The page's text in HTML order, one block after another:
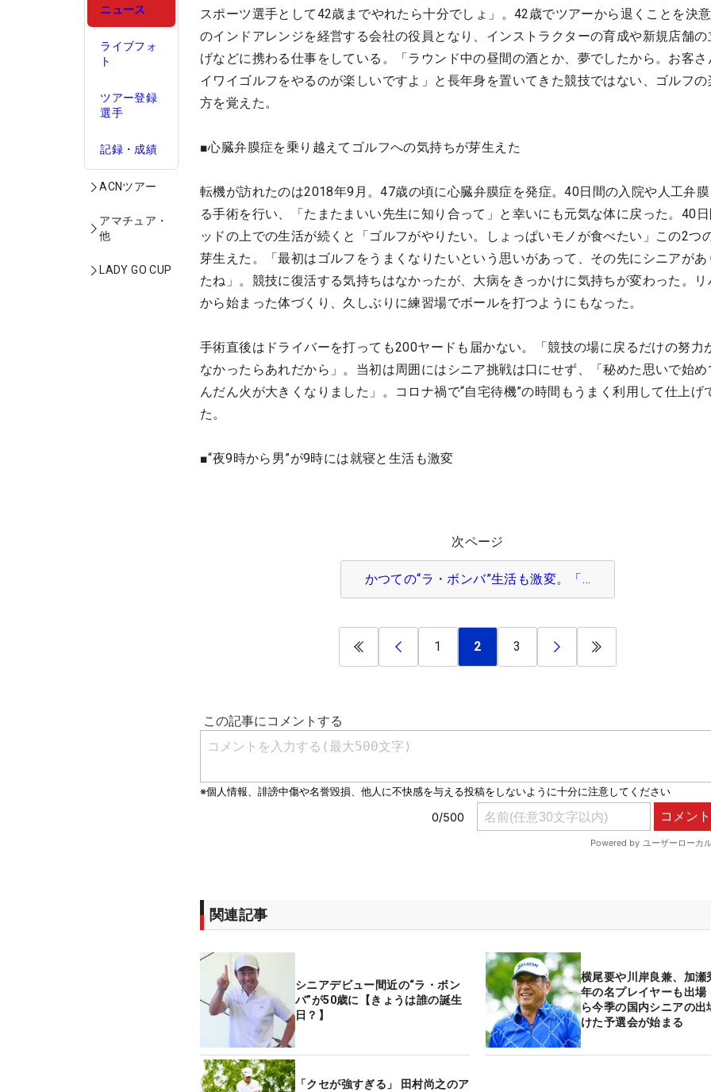
ニュース
ライブフォ
ト
ツアー登録
選手
記録・成績
ACNツアー
アマチュア・
他
LADY GO CUP
スポーツ選手として42歳までやれたら十分でしょ」。42歳でツアーから退くことを決
のインドアレンジを経営する会社の役員となり、インストラクターの育成や新規店舗の
げなどに携わる仕事をしている。「ラウンド中の昼間の酒とか、夢でしたから。お客さ
イワイゴルフをやるのが楽しいですよ」と長年身を置いてきた競技ではない、ゴルフの
方を覚えた。
■心臓弁膜症を乗り越えてゴルフへの気持ちが芽生えた
転機が訪れたのは2018年9月。47歳の頃に心臓弁膜症を発症。40日間の入院や人工弁
る手術を行い、「たまたまいい先生に知り合って」と幸いにも元気な体に戻った。40
ッドの上での生活が続くと「ゴルフがやりたい。しょっぱいモノが食べたい」この2つ
芽生えた。「最初はゴルフをうまくなりたいという思いがあって、その先にシニアがあ
たね」。競技に復活する気持ちはなかったが、大病をきっかけに気持ちが変わった。リ
から始まった体づくり、久しぶりに練習場でボールを打つようにもなった。
手術直後はドライバーを打っても200ヤードも届かない。「競技の場に戻るだけの努力
なかったらあれだから」。当初は周囲にはシニア挑戦は口にせず、「秘めた思いで始め
んだん火が大きくなりました」。コロナ禍で“自宅待機”の時間もうまく利用して仕上げ
た。
■“夜9時から男”が9時には就寝と生活も激変
次ページ
かつての“ラ・ボンバ”生活も激変。「…
1 2 3
関連記事
シニアデビュー間近の“ラ・ボン
バ”が50歳に【きょうは誰の誕生
日？】
横尾要や川岸良兼、加瀬
年の名プレイヤーも出
ら今季の国内シニアの出
けた予選会が始まる
「クセが強すぎる」 田村尚之のア